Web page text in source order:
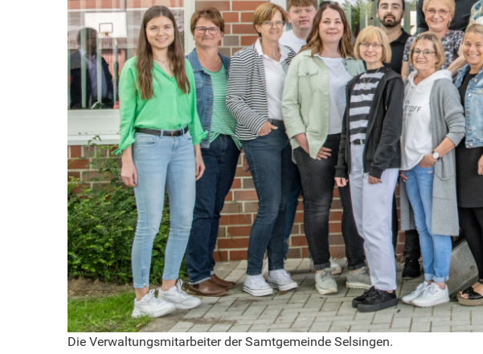
Die Verwaltungsmitarbeiter der Samtgemeinde Selsingen.